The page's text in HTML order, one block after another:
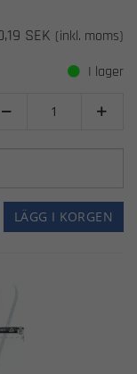
SEK (inkl. moms)
I lager
 
LÄGG I KORGEN